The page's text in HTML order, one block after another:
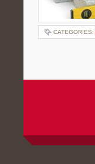
CATEGORIES: